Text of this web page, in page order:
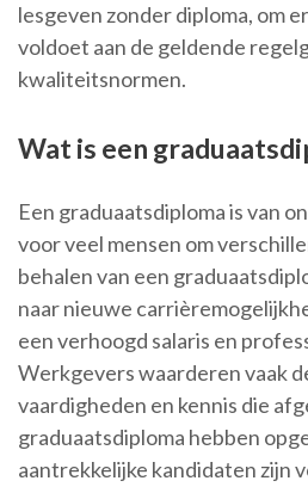
lesgeven zonder diploma, om
voldoet aan de geldende
kwaliteitsnormen.
Wat is een
Een graduaatsdiploma is van
voor veel mensen om
behalen van een
naar nieuwe
een verhoogd salaris en
Werkgevers waarderen vaak
vaardigheden en kennis die
graduaatsdiploma hebben
aantrekkelijke kandidaten zijn